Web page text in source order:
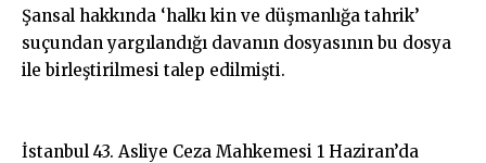
Şansal hakkında ‘halkı kin ve düşmanlığa tahrik’
suçundan yargılandığı davanın dosyasının bu dosya
ile birleştirilmesi talep edilmişti.
İstanbul 43. Asliye Ceza Mahkemesi 1 Haziran’da